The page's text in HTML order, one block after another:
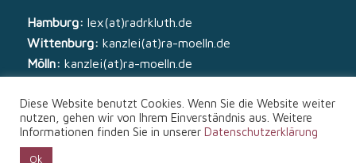
Hamburg: lex(at)radrkluth.de
Wittenburg: kanzlei(at)ra-moelln.de
Mölln: kanzlei(at)ra-moelln.de
Diese Website benutzt Cookies. Wenn Sie die Website weiter
nutzen, gehen wir von Ihrem Einverständnis aus. Weitere
Informationen finden Sie in unserer Datenschutzerklärung
Ok